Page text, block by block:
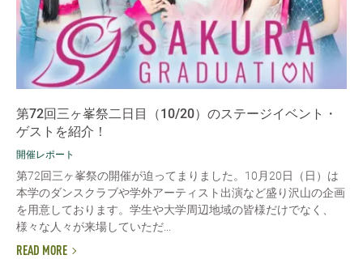
第72回三ヶ峯祭二日目（10/20）のステージイベント・
ゲストを紹介！
開催レポート
第72回三ヶ峯祭の開催が迫ってまりました。10月20日（日）は
本学のダンスクラブや学外アーティスト出演など盛り沢山の企画
を用意しております。学生や大学周辺地域の皆様だけでなく、
様々な人々が来場していただ...
READ MORE